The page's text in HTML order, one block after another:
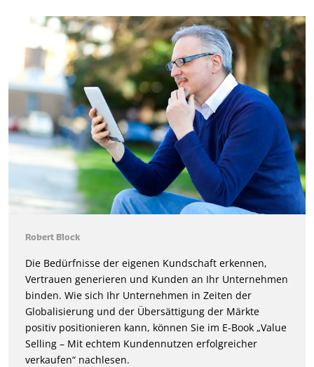
Robert Block
Die Bedürfnisse der eigenen Kundschaft erkennen,
Vertrauen generieren und Kunden an Ihr Unternehmen
binden. Wie sich Ihr Unternehmen in Zeiten der
Globalisierung und der Übersättigung der Märkte
positiv positionieren kann, können Sie im E-Book „Value
Selling – Mit echtem Kundennutzen erfolgreicher
verkaufen“ nachlesen.